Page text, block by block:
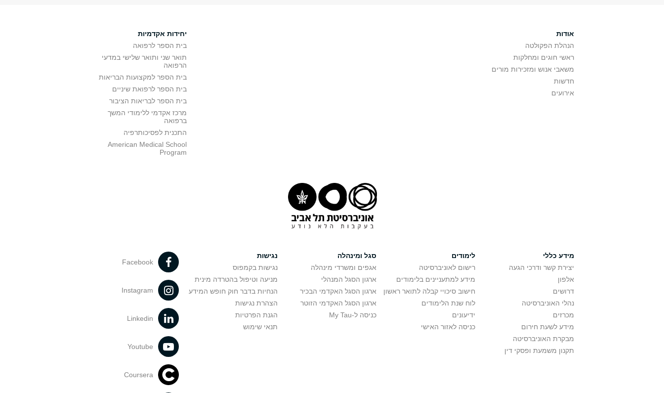
אודות
הנהלת הפקולטה
ראשי חוגים ומחלקות
משאבי אנוש ומזכירות מורים
חדשות
אירועים
יחידות אקדמיות
בית הספר לרפואה
תואר שני ותואר שלישי במדעי
הרפואה
בית הספר למקצועות הבריאות
בית הספר לרפואת שיניים
בית הספר לבריאות הציבור
מרכז אקדמי ללימודי המשך
ברפואה
התכנית לפסיכותרפיה
American Medical School
Program
מידע כללי
יצירת קשר ודרכי הגעה
אלפון
דרושים
נהלי האוניברסיטה
מכרזים
מידע לשעת חירום
מבקרת האוניברסיטה
תקנון משמעת ופסקי דין
לימודים
רישום לאוניברסיטה
מידע למתעניינים בלימודים
חישוב סיכויי קבלה לתואר ראשון
לוח שנת הלימודים
ידיעונים
כניסה לאזור האישי
סגל ומינהלה
אגפים ומשרדי מינהלה
ארגון הסגל המנהלי
ארגון הסגל האקדמי הבכיר
ארגון הסגל האקדמי הזוטר
כניסה ל-My Tau
נגישות
נגישות בקמפוס
מניעה וטיפול בהטרדה מינית
הנחיות בדבר חוק חופש המידע
הצהרת נגישות
הגנת הפרטיות
תנאי שימוש
Facebook
Instagram
Linkedin
Youtube
Coursera